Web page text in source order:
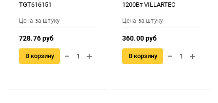
TGT616151
Цена за штуку
728.76 руб
В корзину
1200Вт VILLARTEC
Цена за штуку
360.00 руб
В корзину